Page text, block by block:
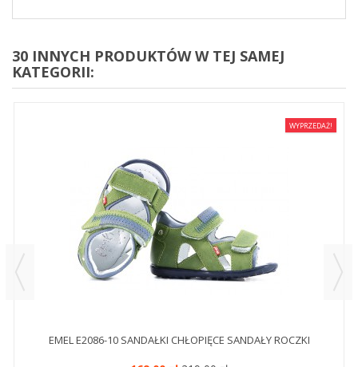
30 INNYCH PRODUKTÓW W TEJ SAMEJ
KATEGORII:
WYPRZEDAŻ!
EMEL E2086-10 SANDAŁKI CHŁOPIĘCE SANDAŁY ROCZKI